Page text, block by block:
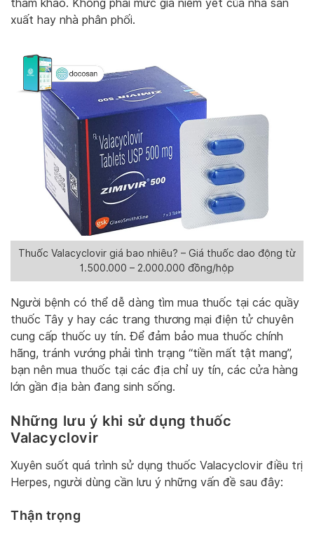
tham khảo. Không phải mức giá niêm yết của nhà sản
xuất hay nhà phân phối.
Thuốc Valacyclovir giá bao nhiêu? – Giá thuốc dao động từ
1.500.000 – 2.000.000 đồng/hộp
Người bệnh có thể dễ dàng tìm mua thuốc tại các quầy
thuốc Tây y hay các trang thương mại điện tử chuyên
cung cấp thuốc uy tín. Để đảm bảo mua thuốc chính
hãng, tránh vướng phải tình trạng “tiền mất tật mang”,
bạn nên mua thuốc tại các địa chỉ uy tín, các cửa hàng
lớn gần địa bàn đang sinh sống.
Những lưu ý khi sử dụng thuốc
Valacyclovir
Xuyên suốt quá trình sử dụng thuốc Valacyclovir điều trị
Herpes, người dùng cần lưu ý những vấn đề sau đây:
Thận trọng